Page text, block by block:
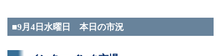
■9月4日水曜日 本日の市況